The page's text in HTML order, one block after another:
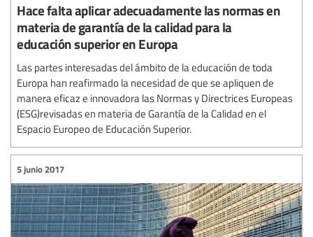
Hace falta aplicar adecuadamente las normas en
materia de garantía de la calidad para la
educación superior en Europa
Las partes interesadas del ámbito de la educación de toda
Europa han reafirmado la necesidad de que se apliquen de
manera eficaz e innovadora las Normas y Directrices Europeas
(ESG)revisadas en materia de Garantía de la Calidad en el
Espacio Europeo de Educación Superior.
5 junio 2017